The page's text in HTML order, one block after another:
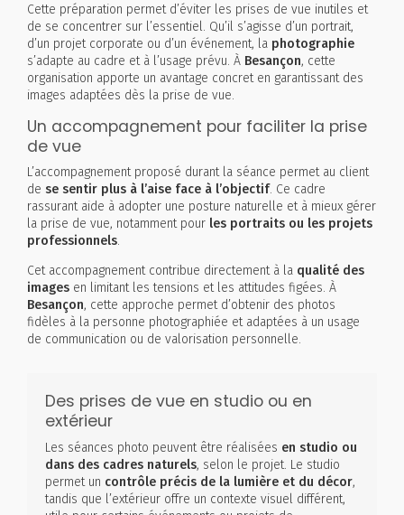
Cette préparation permet d’éviter les prises de vue inutiles et
de se concentrer sur l’essentiel. Qu’il s’agisse d’un portrait,
d’un projet corporate ou d’un événement, la photographie
s’adapte au cadre et à l’usage prévu. À Besançon, cette
organisation apporte un avantage concret en garantissant des
images adaptées dès la prise de vue.
Un accompagnement pour faciliter la prise
de vue
L’accompagnement proposé durant la séance permet au client
de se sentir plus à l’aise face à l’objectif. Ce cadre
rassurant aide à adopter une posture naturelle et à mieux gérer
la prise de vue, notamment pour les portraits ou les projets
professionnels.
Cet accompagnement contribue directement à la qualité des
images en limitant les tensions et les attitudes figées. À
Besançon, cette approche permet d’obtenir des photos
fidèles à la personne photographiée et adaptées à un usage
de communication ou de valorisation personnelle.
Des prises de vue en studio ou en
extérieur
Les séances photo peuvent être réalisées en studio ou
dans des cadres naturels, selon le projet. Le studio
permet un contrôle précis de la lumière et du décor,
tandis que l’extérieur offre un contexte visuel différent,